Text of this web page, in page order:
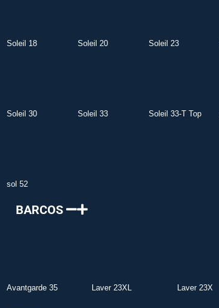
Soleil 18 Soleil 20 Soleil 23
Soleil 30 Soleil 33 Soleil 33-T Top
sol 52
BARCOS
Avantgarde 35 Laver 23XL Laver 23X